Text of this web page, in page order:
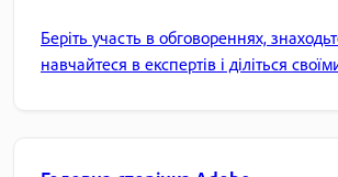
Беріть участь в обговореннях,
навчайтеся в експертів і діліться